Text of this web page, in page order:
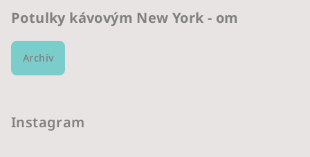
Potulky kávovým New York - om
Archív
Instagram